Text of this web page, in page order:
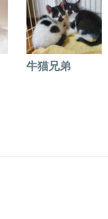
牛猫兄弟